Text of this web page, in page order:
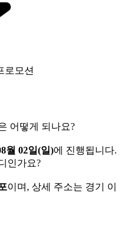
로모션
어떻게 되나요?
월 02일(일)에 진행됩니다.
인가요?
이며, 상세 주소는 경기 이